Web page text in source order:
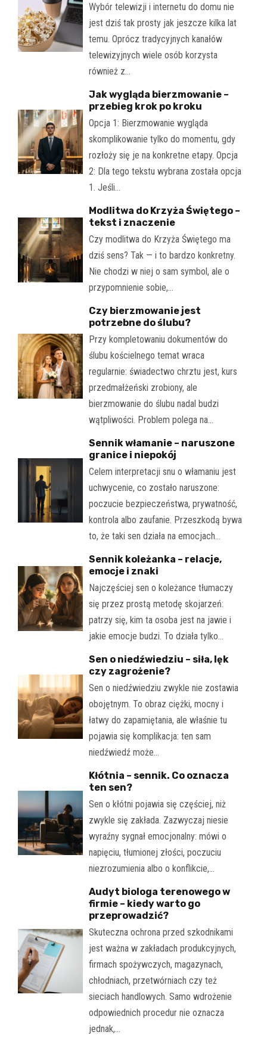
Wybór telewizji i internetu do domu nie
jest dziś tak prosty jak jeszcze kilka lat
temu. Oprócz tradycyjnych kanałów
telewizyjnych wiele osób korzysta
również z…
Jak wygląda bierzmowanie –
przebieg krok po kroku
Opcja 1: Bierzmowanie wygląda
skomplikowanie tylko do momentu, gdy
rozłoży się je na konkretne etapy. Opcja
2: Dla tego tekstu wybrana została opcja
1. Jeśli…
Modlitwa do Krzyża Świętego –
tekst i znaczenie
Czy modlitwa do Krzyża Świętego ma
dziś sens? Tak — i to bardzo konkretny.
Nie chodzi w niej o sam symbol, ale o
przypomnienie sobie,…
Czy bierzmowanie jest
potrzebne do ślubu?
Przy kompletowaniu dokumentów do
ślubu kościelnego temat wraca
regularnie: świadectwo chrztu jest, kurs
przedmałżeński zrobiony, ale
bierzmowanie do ślubu nadal budzi
wątpliwości. Problem polega na…
Sennik włamanie – naruszone
granice i niepokój
Celem interpretacji snu o włamaniu jest
uchwycenie, co zostało naruszone:
poczucie bezpieczeństwa, prywatność,
kontrola albo zaufanie. Przeszkodą bywa
to, że taki sen działa na emocjach…
Sennik koleżanka – relacje,
emocje i znaki
Najczęściej sen o koleżance tłumaczy
się przez prostą metodę skojarzeń:
patrzy się, kim ta osoba jest na jawie i
jakie emocje budzi. To działa tylko…
Sen o niedźwiedziu – siła, lęk
czy zagrożenie?
Sen o niedźwiedziu zwykle nie zostawia
obojętnym. To obraz ciężki, mocny i
łatwy do zapamiętania, ale właśnie tu
pojawia się komplikacja: ten sam
niedźwiedź może…
Kłótnia – sennik. Co oznacza
ten sen?
Sen o kłótni pojawia się częściej, niż
zwykle się zakłada. Zazwyczaj niesie
wyraźny sygnał emocjonalny: mówi o
napięciu, tłumionej złości, poczuciu
niezrozumienia albo o konflikcie,…
Audyt biologa terenowego w
firmie – kiedy warto go
przeprowadzić?
Skuteczna ochrona przed szkodnikami
jest ważna w zakładach produkcyjnych,
firmach spożywczych, magazynach,
chłodniach, przetwórniach czy też
sieciach handlowych. Samo wdrożenie
odpowiednich procedur nie oznacza
jednak,…